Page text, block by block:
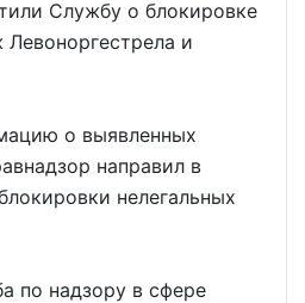
Службу о блокировке
и
о выявленных
направил в
нелегальных
по надзору в сфере